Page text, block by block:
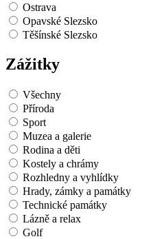
Ostrava
Opavské Slezsko
Těšínské Slezsko
Zážitky
Všechny
Příroda
Sport
Muzea a galerie
Rodina a děti
Kostely a chrámy
Rozhledny a vyhlídky
Hrady, zámky a památky
Technické památky
Lázně a relax
Golf